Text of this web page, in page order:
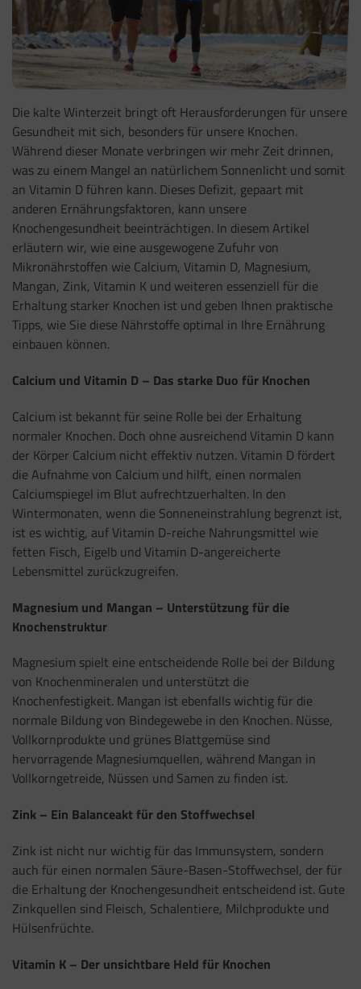
Die kalte Winterzeit bringt oft Herausforderungen für unsere
Gesundheit mit sich, besonders für unsere Knochen.
Während dieser Monate verbringen wir mehr Zeit drinnen,
was zu einem Mangel an natürlichem Sonnenlicht und somit
an Vitamin D führen kann. Dieses Defizit, gepaart mit
anderen Ernährungsfaktoren, kann unsere
Knochengesundheit beeinträchtigen. In diesem Artikel
erläutern wir, wie eine ausgewogene Zufuhr von
Mikronährstoffen wie Calcium, Vitamin D, Magnesium,
Mangan, Zink, Vitamin K und weiteren essenziell für die
Erhaltung starker Knochen ist und geben Ihnen praktische
Tipps, wie Sie diese Nährstoffe optimal in Ihre Ernährung
einbauen können.
Calcium und Vitamin D – Das starke Duo für Knochen
Calcium ist bekannt für seine Rolle bei der Erhaltung
normaler Knochen. Doch ohne ausreichend Vitamin D kann
der Körper Calcium nicht effektiv nutzen. Vitamin D fördert
die Aufnahme von Calcium und hilft, einen normalen
Calciumspiegel im Blut aufrechtzuerhalten. In den
Wintermonaten, wenn die Sonneneinstrahlung begrenzt ist,
ist es wichtig, auf Vitamin D-reiche Nahrungsmittel wie
fetten Fisch, Eigelb und Vitamin D-angereicherte
Lebensmittel zurückzugreifen.
Magnesium und Mangan – Unterstützung für die
Knochenstruktur
Magnesium spielt eine entscheidende Rolle bei der Bildung
von Knochenmineralen und unterstützt die
Knochenfestigkeit. Mangan ist ebenfalls wichtig für die
normale Bildung von Bindegewebe in den Knochen. Nüsse,
Vollkornprodukte und grünes Blattgemüse sind
hervorragende Magnesiumquellen, während Mangan in
Vollkorngetreide, Nüssen und Samen zu finden ist.
Zink – Ein Balanceakt für den Stoffwechsel
Zink ist nicht nur wichtig für das Immunsystem, sondern
auch für einen normalen Säure-Basen-Stoffwechsel, der für
die Erhaltung der Knochengesundheit entscheidend ist. Gute
Zinkquellen sind Fleisch, Schalentiere, Milchprodukte und
Hülsenfrüchte.
Vitamin K – Der unsichtbare Held für Knochen